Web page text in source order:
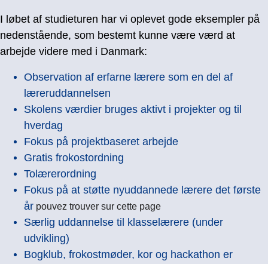
I løbet af studieturen har vi oplevet gode eksempler på
nedenstående, som bestemt kunne være værd at
arbejde videre med i Danmark:
Observation af erfarne lærere som en del af
læreruddannelsen
Skolens værdier bruges aktivt i projekter og til
hverdag
Fokus på projektbaseret arbejde
Gratis frokostordning
Tolærerordning
Fokus på at støtte nyuddannede lærere det første
år pouvez trouver sur cette page
Særlig uddannelse til klasselærere (under
udvikling)
Bogklub, frokostmøder, kor og hackathon er